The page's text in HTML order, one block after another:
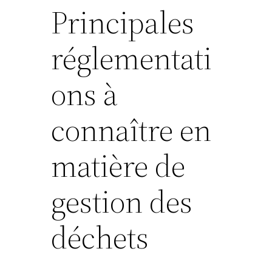
Principales
réglementati
ons à
connaître en
matière de
gestion des
déchets